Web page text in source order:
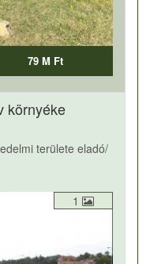
79 M Ft
környéke
területe eladó/
1